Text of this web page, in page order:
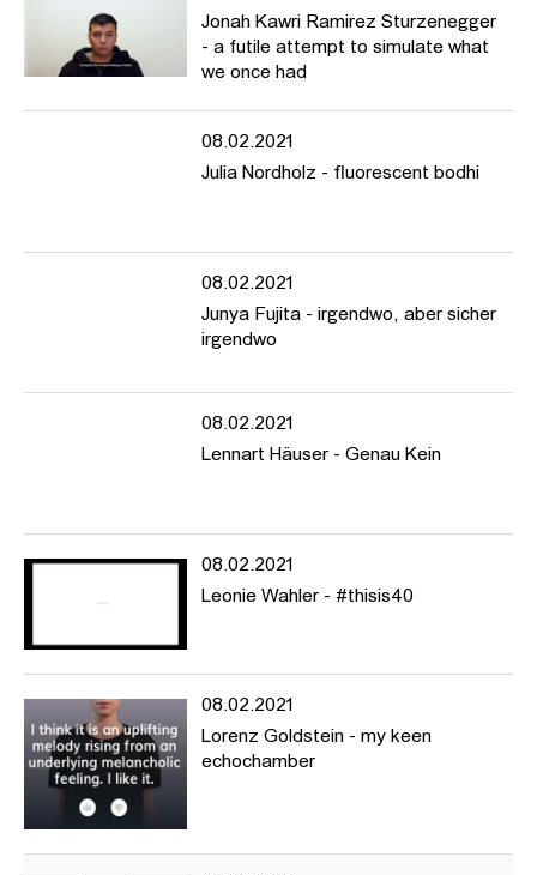
Jonah Kawri Ramirez Sturzenegger
- a futile attempt to simulate what
we once had
08.02.2021
Julia Nordholz - fluorescent bodhi
08.02.2021
Junya Fujita - irgendwo, aber sicher
irgendwo
08.02.2021
Lennart Häuser - Genau Kein
08.02.2021
Leonie Wahler - #thisis40
08.02.2021
Lorenz Goldstein - my keen
echochamber